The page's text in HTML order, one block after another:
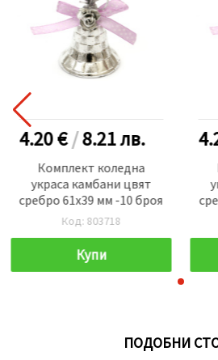
4.20 €/8.21лв.
Комплект коледна
украса камбани цвят
сребро 61x39 мм -10 броя
Код: 803718
Купи
ПОДОБНИ